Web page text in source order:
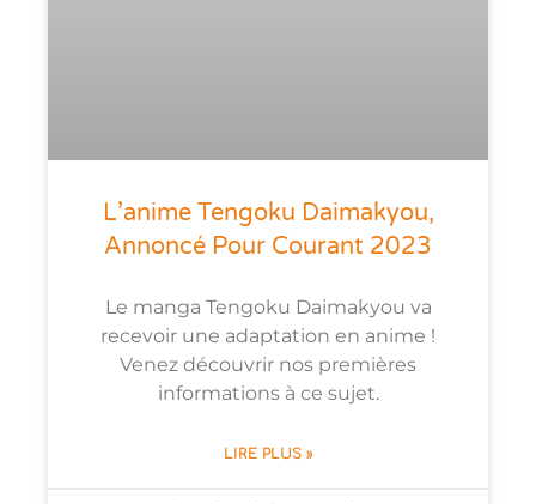
L’anime Tengoku Daimakyou,
Annoncé Pour Courant 2023
Le manga Tengoku Daimakyou va
recevoir une adaptation en anime !
Venez découvrir nos premières
informations à ce sujet.
LIRE PLUS »